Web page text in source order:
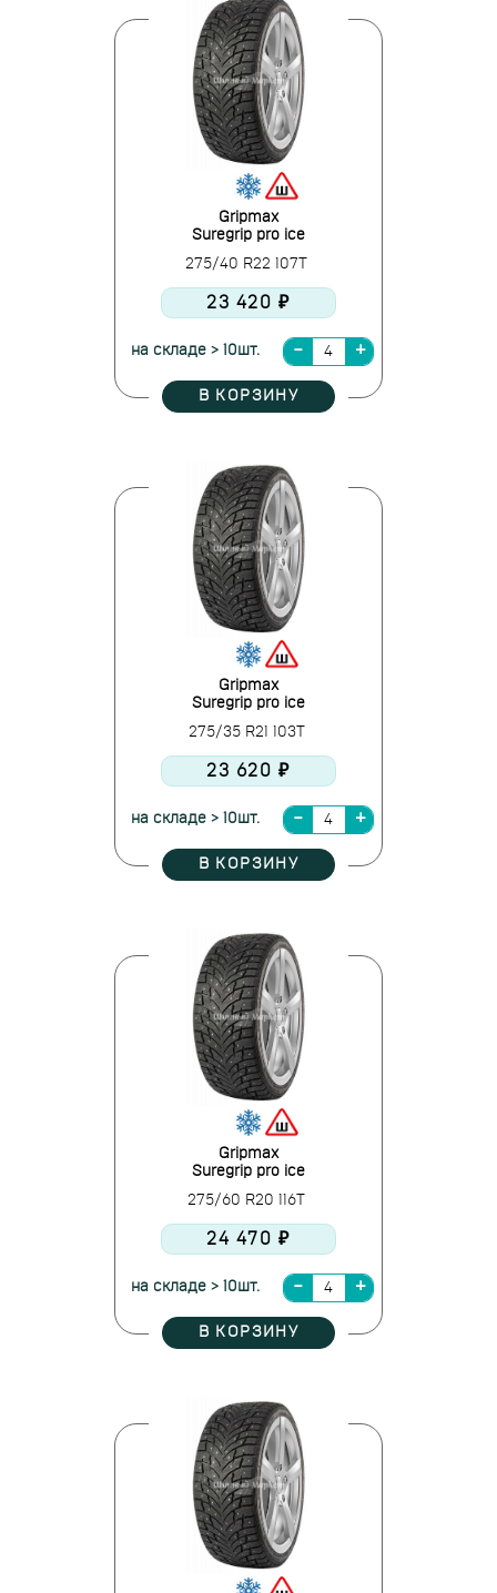
Gripmax
Suregrip pro ice
275/40 R22 107T
23 420 ₽
на складе > 10шт.
В КОРЗИНУ
Gripmax
Suregrip pro ice
275/35 R21 103T
23 620 ₽
на складе > 10шт.
В КОРЗИНУ
Gripmax
Suregrip pro ice
275/60 R20 116T
24 470 ₽
на складе > 10шт.
В КОРЗИНУ